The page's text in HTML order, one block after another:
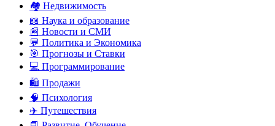
🏘️ Недвижимость
📖 Наука и образование
📰 Новости и СМИ
💬 Политика и Экономика
🎯 Прогнозы и Ставки
💻 Программирование
🛍️ Продажи
🧠 Психология
✈️ Путешествия